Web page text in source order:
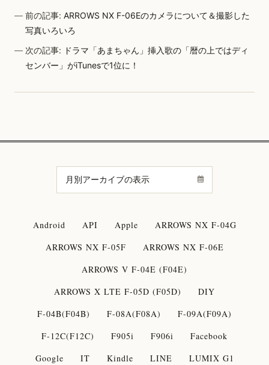
前の記事:ARROWS NX F-06Eのカメラについて＆撮影した
写真いろいろ
次の記事: ドラマ「あまちゃん」挿入歌の「暦の上ではディ
センバー」がiTunesで1位に！
Android API Apple
ARROWS NX F-04G
ARROWS NX F-05F
ARROWS NX F-06E
ARROWS V F-04E (F04E)
ARROWS X LTE F-05D (F05D)
DIY
F-04B(F04B)
F-08A(F08A)
F-09A(F09A)
F-12C(F12C)
F905i F906i
Facebook
Google
IT Kindle LINE
LUMIX G1